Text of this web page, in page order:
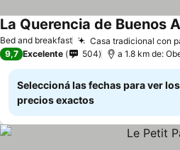
Bed and breakfast Casa tradicional con
La Querencia de Buenos
9,7 Excelente 504 a 1.8 km de:
Seleccioná las fechas para ver los
precios exactos